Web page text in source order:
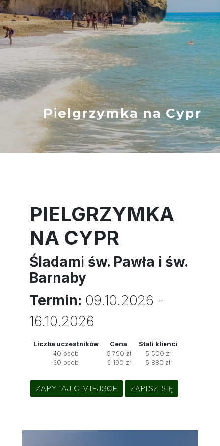
Pielgrzymka na Cypr
PIELGRZYMKA
NA CYPR
Śladami św. Pawła i św.
Barnaby
Termin: 09.10.2026 -
16.10.2026
Liczba uczestników Cena
Stali klienci
40 osób
5 790 zł
5 500 zł
30 osób
6 190 zł 5 880 zł
ZAPYTAJ O MIEJSCE ZAPISZ SIĘ